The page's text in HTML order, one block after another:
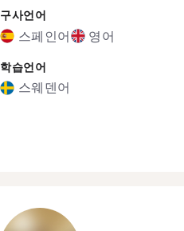
구사언어
스페인어 영어
학습언어
스웨덴어